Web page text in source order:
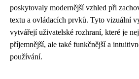
poskytovaly modernější vzhled při
textu a ovládacích prvků. Tyto vizuální
vytvářejí uživatelské rozhraní, které je
příjemnější, ale také funkčnější a
používání.